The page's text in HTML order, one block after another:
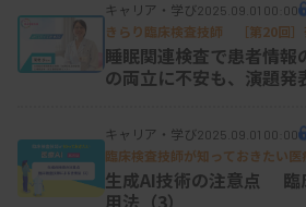
一個人ではどうしても解決でき
もあるので、それを悩み続ける
うと考えるようになりました。
野や活動の幅が広がり、気持ち
キャリア・学び2025.09.01 00:00
きらり臨床検査技師 ［第20回］
附属太田西ノ内病院臨床検査部
ター）
睡眠関連検査で患者情
の両立に不安も、演題発
キャリア・学び2025.09.01 00:00
臨床検査技師が知っておきたい
生成AI技術の注意点 臨
用法（3）